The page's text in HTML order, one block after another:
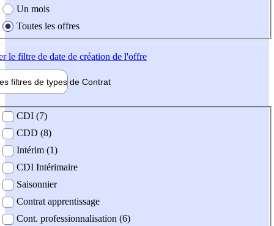
Un mois
Toutes les offres
le filtre de date de création de l'offre
filtres de types de Contrat
contrat
CDI (7)
CDD (8)
Intérim (1)
CDI Intérimaire
Saisonnier
Contrat apprentissage
Cont. professionnalisation (6)